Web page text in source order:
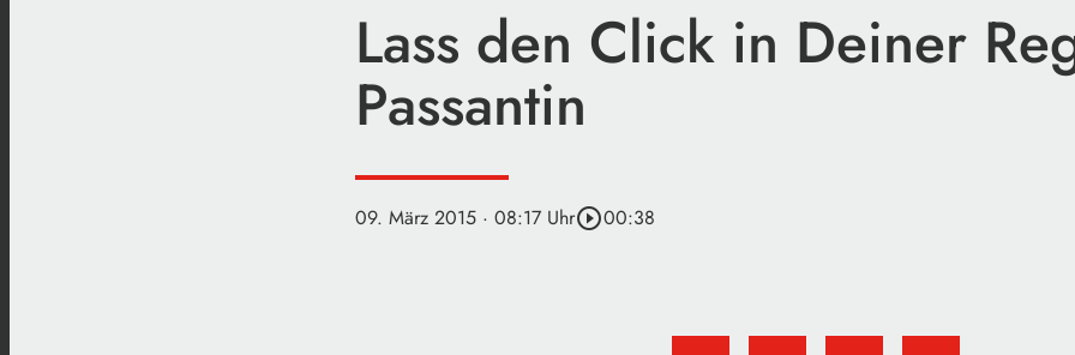
Lass den Click in Deiner
Passantin
09. März 2015 · 08:17 Uhrplay_circle_outline00:38